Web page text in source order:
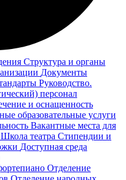
Структура и органы
Документы
Руководство.
персонал
и оснащенность
образовательные услуги
Вакантные места для
Школа театра Стипендии и
Доступная среда
Отделение